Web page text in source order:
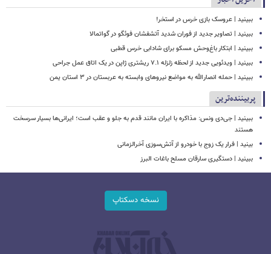
ببینید | عروسک بازی خرس در استخر!
ببینید | تصاویر جدید از فوران شدید آتشفشان فوئگو در گواتمالا
ببینید | ابتکار باغ‌وحش مسکو برای شادابی خرس قطبی
ببینید | ویدئویی جدید از لحظه زلزله ۷.۱ ریشتری ژاپن در یک اتاق عمل جراحی
ببینید | حمله انصارالله به مواضع نیروهای وابسته به عربستان در ۳ استان یمن
پربیننده‌ترین
ببینید | جی‌دی ونس: مذاکره با ایران مانند قدم به جلو و عقب است؛ ایرانی‌ها بسیار سرسخت
هستند
بینید | فرار یک زوج با خودرو از آتش‌سوزی آخرالزمانی
ببینید | دستگیری سارقان مسلح باغات البرز
نسخه دسکتاپ